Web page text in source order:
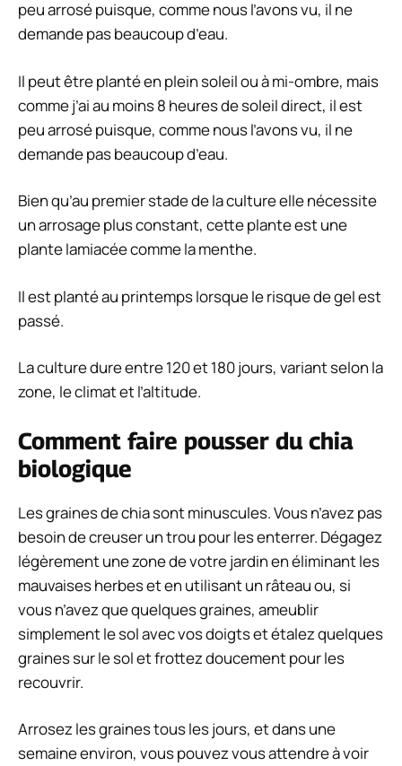
peu arrosé puisque, comme nous l’avons vu, il ne
demande pas beaucoup d’eau.
Il peut être planté en plein soleil ou à mi-ombre, mais
comme j’ai au moins 8 heures de soleil direct, il est
peu arrosé puisque, comme nous l’avons vu, il ne
demande pas beaucoup d’eau.
Bien qu’au premier stade de la culture elle nécessite
un arrosage plus constant, cette plante est une
plante lamiacée comme la menthe.
Il est planté au printemps lorsque le risque de gel est
passé.
La culture dure entre 120 et 180 jours, variant selon la
zone, le climat et l’altitude.
Comment faire pousser du chia
biologique
Les graines de chia sont minuscules. Vous n’avez pas
besoin de creuser un trou pour les enterrer. Dégagez
légèrement une zone de votre jardin en éliminant les
mauvaises herbes et en utilisant un râteau ou, si
vous n’avez que quelques graines, ameublir
simplement le sol avec vos doigts et étalez quelques
graines sur le sol et frottez doucement pour les
recouvrir.
Arrosez les graines tous les jours, et dans une
semaine environ, vous pouvez vous attendre à voir